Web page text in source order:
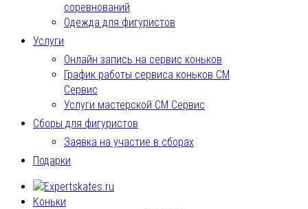
соревнований
Одежда для фигуристов
Услуги
Онлайн запись на сервис коньков
График работы сервиса коньков СМ
Сервис
Услуги мастерской СМ Сервис
Сборы для фигуристов
Заявка на участие в сборах
Подарки
Коньки